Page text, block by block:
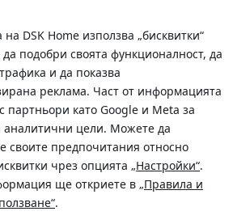
DSK Home използва „бисквитки“
да подобри своята функционалност, да
и да показва
реклама. Част от информацията
партньори като Google и Meta за
аналитични цели. Можете да
своите предпочитания относно
чрез опцията „Настройки“.
ще откриете в „Правила и
.
Г. Бенковски No. 5, София 1036